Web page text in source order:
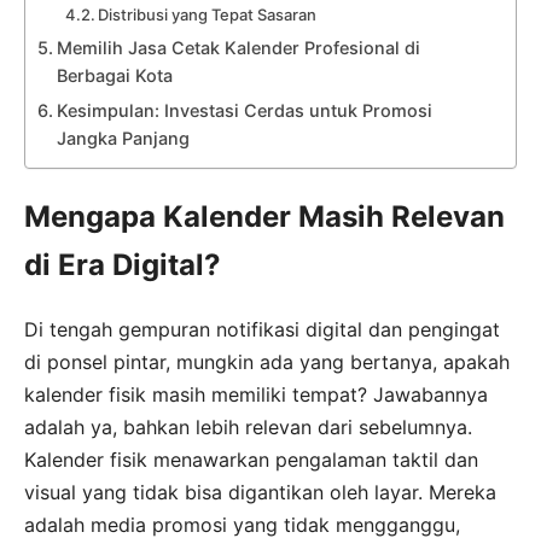
Distribusi yang Tepat Sasaran
Memilih Jasa Cetak Kalender Profesional di
Berbagai Kota
Kesimpulan: Investasi Cerdas untuk Promosi
Jangka Panjang
Mengapa Kalender Masih Relevan
di Era Digital?
Di tengah gempuran notifikasi digital dan pengingat
di ponsel pintar, mungkin ada yang bertanya, apakah
kalender fisik masih memiliki tempat? Jawabannya
adalah ya, bahkan lebih relevan dari sebelumnya.
Kalender fisik menawarkan pengalaman taktil dan
visual yang tidak bisa digantikan oleh layar. Mereka
adalah media promosi yang tidak mengganggu,